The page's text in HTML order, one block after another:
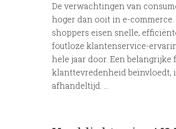
De verwachtingen van
hoger dan ooit in e-
shoppers eisen snelle,
foutloze klantenservice-
hele jaar door. Een belangrijke
klanttevredenheid beïnvloedt,
afhandeltijd. …